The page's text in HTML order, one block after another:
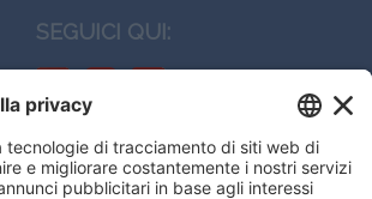
SEGUICI QUI:
CONTATTI